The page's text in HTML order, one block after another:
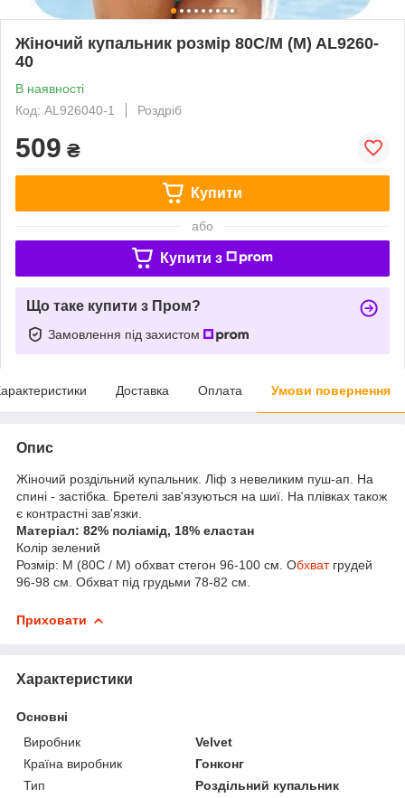
Жіночий купальник розмір 80C/M (M) AL9260-
40
В наявності
Код: AL926040-1
Роздріб
509 ₴
Купити
або
Купити з
Що таке купити з Пром?
Замовлення під захистом
Доставка Оплата Умови повернення
Опис
Жіночий роздільний купальник. Ліф з невеликим пуш-ап. На
спині - застібка. Бретелі зав'язуються на шиї. На плівках також
є контрастні зав'язки.
Матеріал: 82% поліамід, 18% еластан
Колір зелений
Розмір: M (80C / M) обхват стегон 96-100 см. Обхват грудей
96-98 см. Обхват під грудьми 78-82 см.
Приховати
Характеристики
Основні
Виробник
Velvet
Країна виробник
Гонконг
Тип
Роздільний купальник